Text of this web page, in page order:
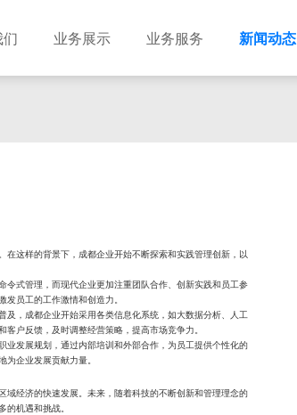
业务展示 业务服务 新闻动态
这样的背景下，成都企业开始不断探索和实践管理创新，以
式管理，而现代企业更加注重团队合作、创新实践和员工参
员工的工作激情和创造力。
，成都企业开始采用各类信息化系统，如大数据分析、人工
户反馈，及时调整经营策略，提高市场竞争力。
发展规划，通过内部培训和外部合作，为员工提供个性化的
企业发展贡献力量。
经济的快速发展。未来，随着科技的不断创新和管理理念的
机遇和挑战。